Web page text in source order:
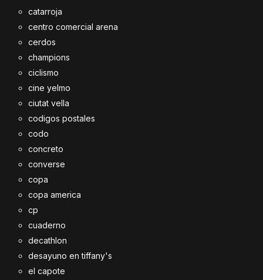
catarroja
centro comercial arena
cerdos
champions
ciclismo
cine yelmo
ciutat vella
codigos postales
codo
concreto
converse
copa
copa america
cp
cuaderno
decathlon
desayuno en tiffany's
el capote